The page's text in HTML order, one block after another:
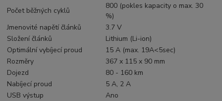
Počet běžných cyklů
800 (pokles kapacity o max. 30
%)
Jmenovité napětí článků
3.7 V
Složení článků
Lithium (Li-ion)
Optimální vybíjecí proud
15 A (max. 19A<5sec)
Rozměry
367 x 115 x 90 mm
Dojezd
80 - 160 km
Nabíjecí proud
5 A, 2 A
USB výstup
Ano